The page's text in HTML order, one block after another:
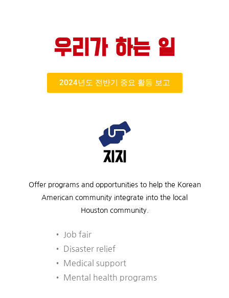
우리가 하는 일
2024년도 전반기 중요 활동 보고
지지
Offer programs and opportunities to help the Korean
American community integrate into the local
Houston community.
• Job fair
• Disaster relief
• Medical support
• Mental health programs